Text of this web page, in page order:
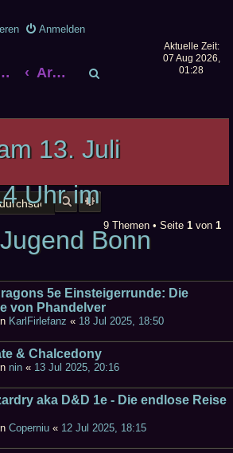
Anmelden
Archiv alter Treffen
h
Aktuelle Zeit:
07 Aug 2026,
01:28
13. Juli
Uhr im
Bonn
SUCHE
9 Themen • Seite 1 von 1
5e Einsteigerrunde: Die
von Phandelver
KarlFirlefanz « 18 Jul 2025, 18:50
& Chalcedony
nin « 13 Jul 2025, 20:16
aka D&D 1e - Die endlose Reise
Coperniu « 12 Jul 2025, 18:15